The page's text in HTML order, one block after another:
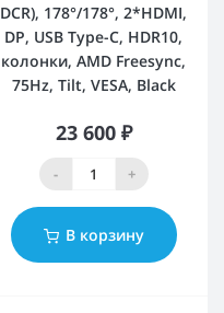
DCR), 178°/178°, 2*HDMI,
DP, USB Type-C, HDR10,
колонки, AMD Freesync,
75Hz, Tilt, VESA, Black
23 600 ₽
- +
В корзину